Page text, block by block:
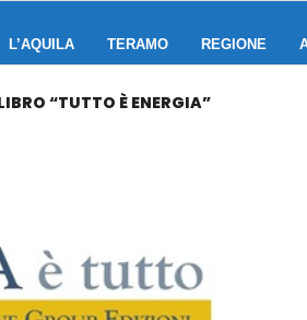
L’AQUILA TERAMO REGIONE
“TUTTO È ENERGIA”